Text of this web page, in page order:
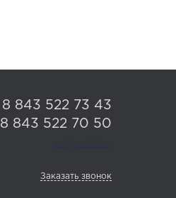
8 843 522 73 43
8 843 522 70 50
Заказать звонок